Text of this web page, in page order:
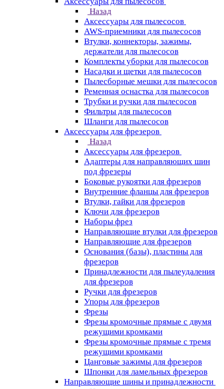
Назад
Аксессуары для пылесосов
AWS-приемники для пылесосов
Втулки, коннекторы, зажимы,
держатели для пылесосов
Комплекты уборки для пылесосов
Насадки и щетки для пылесосов
Пылесборные мешки для пылесосов
Ременная оснастка для пылесосов
Трубки и ручки для пылесосов
Фильтры для пылесосов
Шланги для пылесосов
Аксессуары для фрезеров
Назад
Аксессуары для фрезеров
Адаптеры для направляющих шин
под фрезеры
Боковые рукоятки для фрезеров
Внутренние фланцы для фрезеров
Втулки, гайки для фрезеров
Ключи для фрезеров
Наборы фрез
Направляющие втулки для фрезеров
Направляющие для фрезеров
Основания (базы), пластины для
фрезеров
Принадлежности для пылеудаления
для фрезеров
Ручки для фрезеров
Упоры для фрезеров
Фрезы
Фрезы кромочные прямые с двумя
режущими кромками
Фрезы кромочные прямые с тремя
режущими кромками
Цанговые зажимы для фрезеров
Шпонки для ламельных фрезеров
Направляющие шины и принадлежности